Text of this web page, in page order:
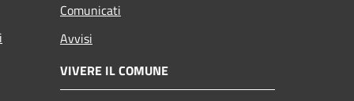
Comunicati
Avvisi
VIVERE IL COMUNE